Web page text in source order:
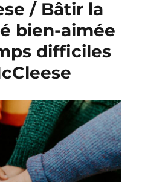
/ Bâtir la
bien-aimée
difficiles